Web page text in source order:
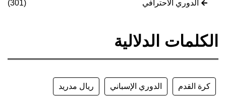
الدوري الاحترافي (301)
الكلمات الدلالية
كرة القدم الدوري الإسباني ريال مدريد